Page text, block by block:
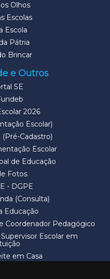
Olhos
Escolas
Escola
Pátria
Brincar
e Outros
SE
2026
Escolar)
(Pré-Cadastro)
Escolar
de Educação
Fotos
- DGPE
(Consulta)
Educação
Coordenador Pedagógico
Escolar em
em Casa